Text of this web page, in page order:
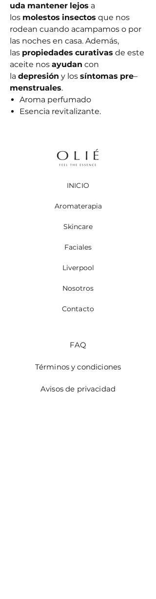
uda mantener lejos a
los molestos insectos que nos
rodean cuando acampamos o por
las noches en casa. Además,
las propiedades curativas de este
aceite nos ayudan con
la depresión y los síntomas pre–
menstruales.
Aroma perfumado
Esencia revitalizante.
INICIO
Aromaterapia
Skincare
Faciales
Liverpool
Nosotros
Contacto
FAQ
Términos y condiciones
Avisos de privacidad